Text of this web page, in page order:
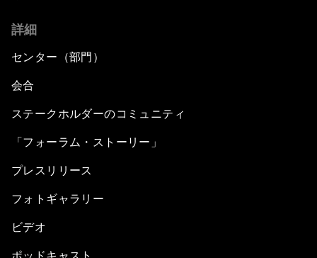
詳細
センター（部門）
会合
ステークホルダーのコミュニティ
「フォーラム・ストーリー」
プレスリリース
フォトギャラリー
ビデオ